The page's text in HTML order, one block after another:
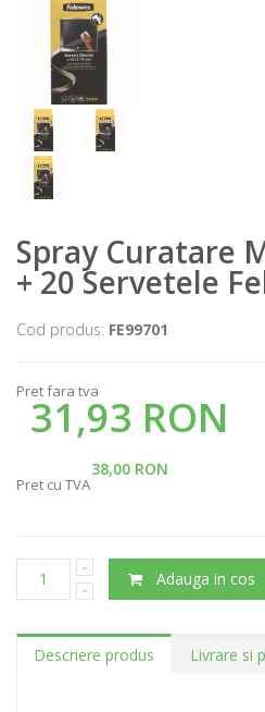
Spray Curatare
+ 20 Servetele
Cod produs: FE99701
Pret fara tva
31,93 RON
38,00 RON
Pret cu TVA
Adauga in cos
Descriere produs Livrare si